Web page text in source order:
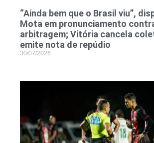
“Ainda bem que o Brasil viu”,
Mota em pronunciamento
arbitragem; Vitória cancela
emite nota de repúdio
30/07/2026